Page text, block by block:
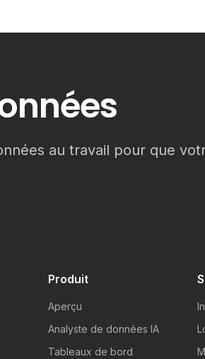
au travail pour que
Produit
Aperçu
Analyste de données IA
Tableaux de bord